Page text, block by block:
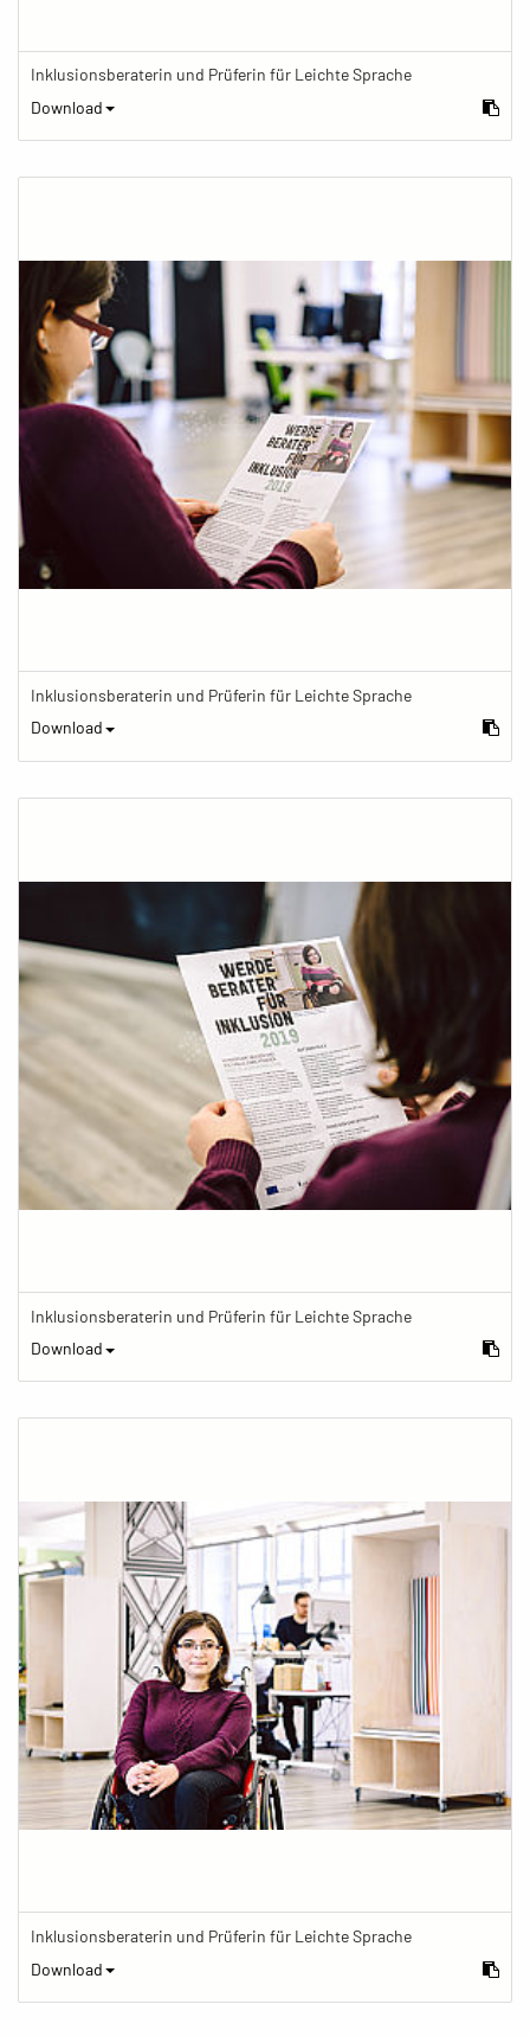
Inklusionsberaterin und Prüferin für Leichte Sprache
Download
Inklusionsberaterin und Prüferin für Leichte Sprache
Download
Inklusionsberaterin und Prüferin für Leichte Sprache
Download
Inklusionsberaterin und Prüferin für Leichte Sprache
Download